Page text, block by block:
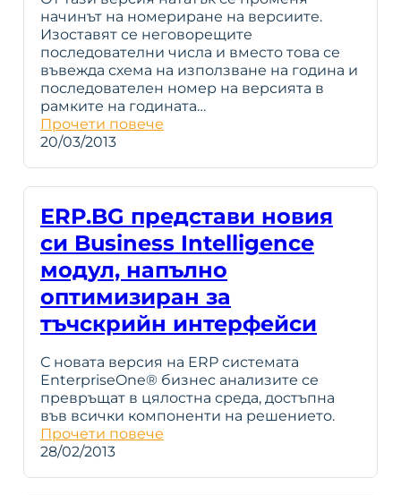
начинът на номериране на версиите.
Изоставят се неговорeщите
последователни числа и вместо това се
въвежда схема на използване на година и
последователен номер на версията в
рамките на годината…
Прочети повече
20/03/2013
ERP.BG представи новия
си Business Intelligence
модул, напълно
оптимизиран за
тъчскрийн интерфейси
С новата версия на ERP системата
EnterpriseOne® бизнес анализите се
превръщат в цялостна среда, достъпна
във всички компоненти на решението.
Прочети повече
28/02/2013